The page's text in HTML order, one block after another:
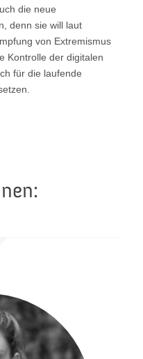
die neue
denn sie will laut
von Extremismus
Kontrolle der digitalen
für die laufende